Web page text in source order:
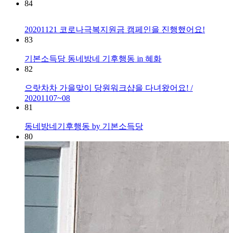
84
20201121 코로나극복지원금 캠페인을 진행했어요!
83
기본소득당 동네방네 기후행동 in 혜화
82
으랏차차 가을맞이 당원워크샵을 다녀왔어요! /
20201107~08
81
동네방네기후행동 by 기본소득당
80